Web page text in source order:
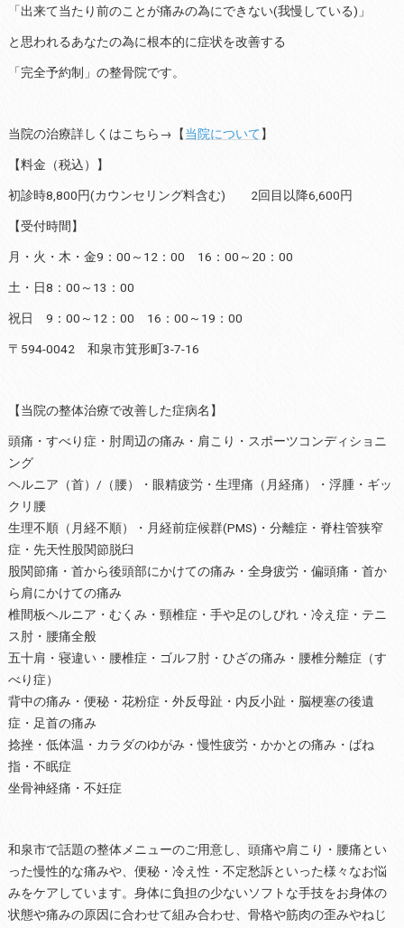
「出来て当たり前のことが痛みの為にできない(我慢している)」
と思われるあなたの為に根本的に症状を改善する
「完全予約制」の整骨院です。
当院の治療詳しくはこちら→【当院について】
【料金（税込）】
初診時8,800円(カウンセリング料含む) 2回目以降6,600円
【受付時間】
月・火・木・金9：00～12：00 16：00～20：00
土・日8：00～13：00
祝日 9：00～12：00 16：00～19：00
〒594-0042 和泉市箕形町3-7-16
【当院の整体治療で改善した症病名】
頭痛・すべり症・肘周辺の痛み・肩こり・スポーツコンディショニ
ング
ヘルニア（首）/（腰）・眼精疲労・生理痛（月経痛）・浮腫・ギッ
クリ腰
生理不順（月経不順）・月経前症候群(PMS)・分離症・脊柱管狭窄
症・先天性股関節脱臼
股関節痛・首から後頭部にかけての痛み・全身疲労・偏頭痛・首か
ら肩にかけての痛み
椎間板ヘルニア・むくみ・頸椎症・手や足のしびれ・冷え症・テニ
ス肘・腰痛全般
五十肩・寝違い・腰椎症・ゴルフ肘・ひざの痛み・腰椎分離症（す
べり症）
背中の痛み・便秘・花粉症・外反母趾・内反小趾・脳梗塞の後遺
症・足首の痛み
捻挫・低体温・カラダのゆがみ・慢性疲労・かかとの痛み・ばね
指・不眠症
坐骨神経痛・不妊症
和泉市で話題の整体メニューのご用意し、頭痛や肩こり・腰痛とい
った慢性的な痛みや、便秘・冷え性・不定愁訴といった様々なお悩
みをケアしています。身体に負担の少ないソフトな手技をお身体の
状態や痛みの原因に合わせて組み合わせ、骨格や筋肉の歪みやねじ